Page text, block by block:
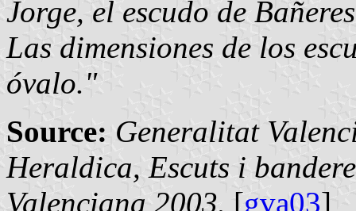
Jorge, el escudo de
Las dimensiones de los
óvalo."
Source: Generalitat
Heraldica, Escuts i
Valenciana 2003. [gva03]